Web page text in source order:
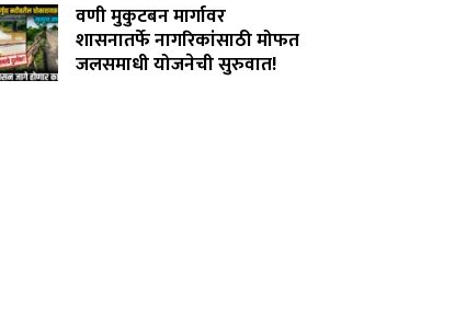
वणी मुकुटबन मार्गावर
शासनातर्फे नागरिकांसाठी मोफत
जलसमाधी योजनेची सुरुवात!